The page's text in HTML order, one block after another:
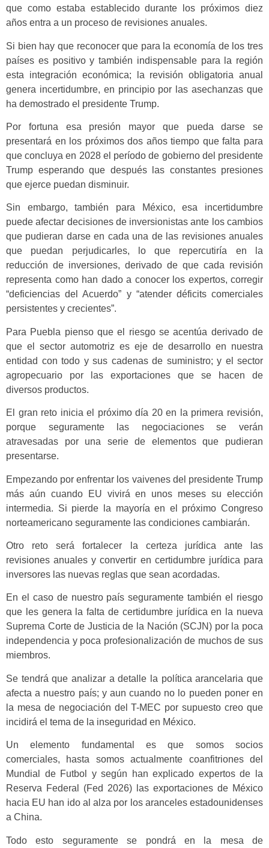
que como estaba establecido durante los próximos diez
años entra a un proceso de revisiones anuales.
Si bien hay que reconocer que para la economía de los tres
países es positivo y también indispensable para la región
esta integración económica; la revisión obligatoria anual
genera incertidumbre, en principio por las asechanzas que
ha demostrado el presidente Trump.
Por fortuna esa presión mayor que pueda darse se
presentará en los próximos dos años tiempo que falta para
que concluya en 2028 el período de gobierno del presidente
Trump esperando que después las constantes presiones
que ejerce puedan disminuir.
Sin embargo, también para México, esa incertidumbre
puede afectar decisiones de inversionistas ante los cambios
que pudieran darse en cada una de las revisiones anuales
que puedan perjudicarles, lo que repercutiría en la
reducción de inversiones, derivado de que cada revisión
representa como han dado a conocer los expertos, corregir
“deficiencias del Acuerdo” y “atender déficits comerciales
persistentes y crecientes”.
Para Puebla pienso que el riesgo se acentúa derivado de
que el sector automotriz es eje de desarrollo en nuestra
entidad con todo y sus cadenas de suministro; y el sector
agropecuario por las exportaciones que se hacen de
diversos productos.
El gran reto inicia el próximo día 20 en la primera revisión,
porque seguramente las negociaciones se verán
atravesadas por una serie de elementos que pudieran
presentarse.
Empezando por enfrentar los vaivenes del presidente Trump
más aún cuando EU vivirá en unos meses su elección
intermedia. Si pierde la mayoría en el próximo Congreso
norteamericano seguramente las condiciones cambiarán.
Otro reto será fortalecer la certeza jurídica ante las
revisiones anuales y convertir en certidumbre jurídica para
inversores las nuevas reglas que sean acordadas.
En el caso de nuestro país seguramente también el riesgo
que les genera la falta de certidumbre jurídica en la nueva
Suprema Corte de Justicia de la Nación (SCJN) por la poca
independencia y poca profesionalización de muchos de sus
miembros.
Se tendrá que analizar a detalle la política arancelaria que
afecta a nuestro país; y aun cuando no lo pueden poner en
la mesa de negociación del T-MEC por supuesto creo que
incidirá el tema de la inseguridad en México.
Un elemento fundamental es que somos socios
comerciales, hasta somos actualmente coanfitriones del
Mundial de Futbol y según han explicado expertos de la
Reserva Federal (Fed 2026) las exportaciones de México
hacia EU han ido al alza por los aranceles estadounidenses
a China.
Todo esto seguramente se pondrá en la mesa de